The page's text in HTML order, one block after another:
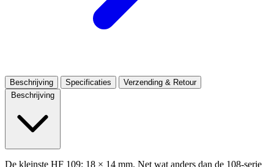
Beschrijving Specificaties
Verzending & Retour
Beschrijving
De kleinste HF 109: 18 × 14 mm. Net wat anders dan de 108-serie